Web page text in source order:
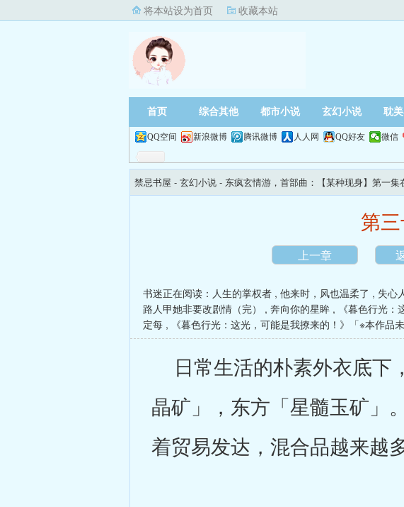
将本站设为首页 收藏本站
首页 综合其他 都市小说 玄幻小说 耽
QQ空间 新浪微博 腾讯微博 人人网 QQ好友 微信
禁忌书屋 - 玄幻小说 - 东疯玄情游，首部曲：【某种现身】第一集
第
上一章
书迷正在阅读： 人生的掌权者 , 他来时，风也温柔了 , 失心
路人甲她非要改剧情（完）
, 奔向你的星眸 ,
《暮色行光
定每 , 《暮色行光：这光，可能是我撩来的！》「※本作
日常生活的朴素外衣底下
晶矿」，东方「星髓玉矿」
着贸易发达，混合品越来越多